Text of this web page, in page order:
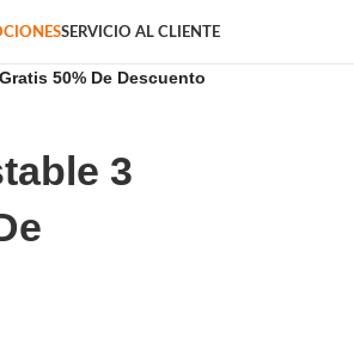
SERVICIO AL CLIENTE
50% De Descuento
3